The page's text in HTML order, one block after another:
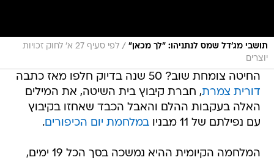
תושבי מג'דל שמס לנתניהו: "לך מכאן" /
לפי סעיף 27 א' לחוק זכויות
יוצרים
החיטה צומחת שוב? 50 שנה בדיוק חלפו מאז כתבה
דורית צמרת, חברת קיבוץ בית השיטה, את המילים
האלה בעקבות ההלם והאבל הכבד שאחזו בקיבוץ
עם נפילתם של 11 מבניו
במלחמת יום הכיפורים.
המלחמה הקיומית ההיא נמשכה בסך הכל 19 ימים,